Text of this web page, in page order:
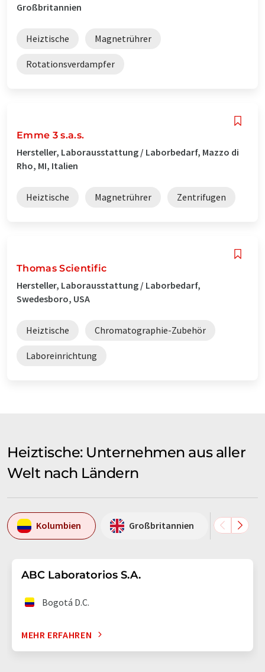
Großbritannien
Heiztische Magnetrührer
Rotationsverdampfer
Emme 3 s.a.s.
Hersteller, Laborausstattung / Laborbedarf, Mazzo di
Rho, MI, Italien
Heiztische Magnetrührer Zentrifugen
Thomas Scientific
Hersteller, Laborausstattung / Laborbedarf,
Swedesboro, USA
Heiztische Chromatographie-Zubehör
Laboreinrichtung
Heiztische: Unternehmen aus aller
Welt nach Ländern
Kolumbien Großbritannien
ABC Laboratorios S.A.
Bogotá D.C.
MEHR ERFAHREN